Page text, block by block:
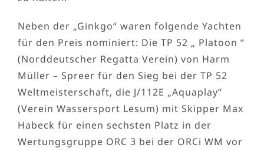
Neben der „Ginkgo“ waren folgende Yachten
für den Preis nominiert: Die TP 52 „ Platoon “
(Norddeutscher Regatta Verein) von Harm
Müller – Spreer für den Sieg bei der TP 52
Weltmeisterschaft, die J/112E „Aquaplay“
(Verein Wassersport Lesum) mit Skipper Max
Habeck für einen sechsten Platz in der
Wertungsgruppe ORC 3 bei der ORCi WM vor